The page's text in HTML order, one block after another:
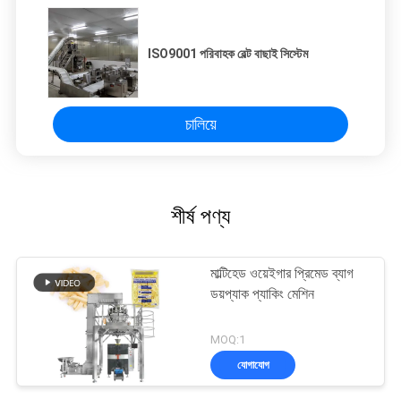
ISO9001 পরিবাহক বেল্ট বাছাই সিস্টেম
চালিয়ে
শীর্ষ পণ্য
মাল্টিহেড ওয়েইগার প্রিমেড ব্যাগ
ডয়প্যাক প্যাকিং মেশিন
MOQ:1
যোগাযোগ